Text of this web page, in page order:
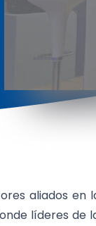
aliados en
líderes de